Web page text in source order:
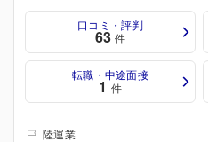
口コミ・評判
63 件
転職・中途面接
1 件
陸運業